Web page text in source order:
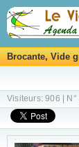
Brocante, Vide
Visiteurs: 906 |